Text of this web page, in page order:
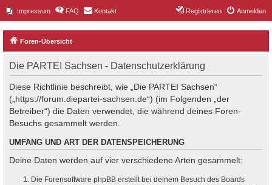
Impressum FAQ Kontakt Anmelden
Registrieren
Foren-Übersicht
Die PARTEI Sachsen - Datenschutzerklärung
Diese Richtlinie beschreibt, wie „Die PARTEI Sachsen“
(„https://forum.diepartei-sachsen.de“) (im Folgenden „der
Betreiber“) die Daten verwendet, die während deines Foren-
Besuchs gesammelt werden.
UMFANG UND ART DER DATENSPEICHERUNG
Deine Daten werden auf vier verschiedene Arten gesammelt:
Die Forensoftware phpBB erstellt bei deinem Besuch des Boards